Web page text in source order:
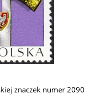
znaczek numer 2090